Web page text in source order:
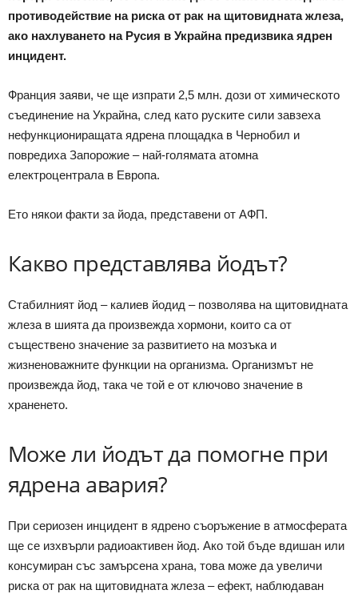
противодействие на риска от рак на щитовидната жлеза,
ако нахлуването на Русия в Украйна предизвика ядрен
инцидент.
Франция заяви, че ще изпрати 2,5 млн. дози от химическото
съединение на Украйна, след като руските сили завзеха
нефункциониращата ядрена площадка в Чернобил и
повредиха Запорожие – най-голямата атомна
електроцентрала в Европа.
Ето някои факти за йода, представени от АФП.
Какво представлява йодът?
Стабилният йод – калиев йодид – позволява на щитовидната
жлеза в шията да произвежда хормони, които са от
съществено значение за развитието на мозъка и
жизненоважните функции на организма. Организмът не
произвежда йод, така че той е от ключово значение в
храненето.
Може ли йодът да помогне при
ядрена авария?
При сериозен инцидент в ядрено съоръжение в атмосферата
ще се изхвърли радиоактивен йод. Ако той бъде вдишан или
консумиран със замърсена храна, това може да увеличи
риска от рак на щитовидната жлеза – ефект, наблюдаван